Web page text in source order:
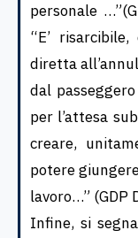
personale
“E’
diretta
dal
per l’attesa
creare,
potere
lavoro…” (GDP
Infine, si